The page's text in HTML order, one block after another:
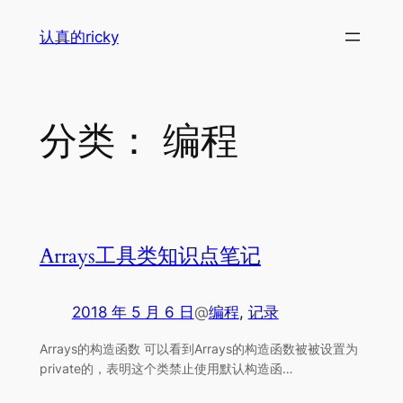
认真的ricky
分类： 编程
Arrays工具类知识点笔记
2018 年 5 月 6 日 @编程, 记录
Arrays的构造函数 可以看到Arrays的构造函数被被设置为
private的，表明这个类禁止使用默认构造函…